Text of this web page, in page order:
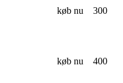
køb nu 300
køb nu 400